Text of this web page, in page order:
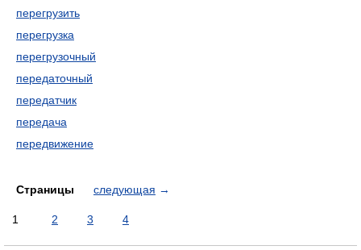
перегрузить
перегрузка
перегрузочный
передаточный
передатчик
передача
передвижение
Страницы следующая →
1 2 3 4